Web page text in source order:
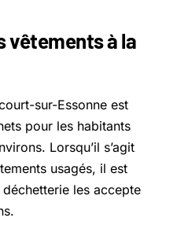
vêtements à la
sur-Essonne est
pour les habitants
Lorsqu’il s’agit
usagés, il est
les accepte